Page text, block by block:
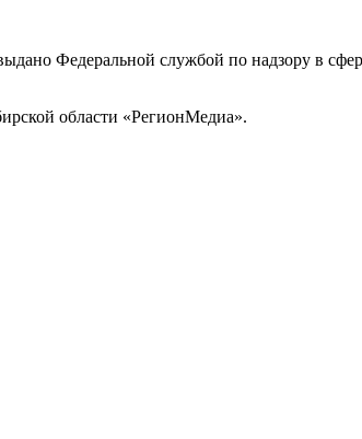
Федеральной службой по надзору в
области «РегионМедиа».